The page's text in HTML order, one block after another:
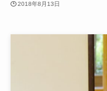
2018年8月13日